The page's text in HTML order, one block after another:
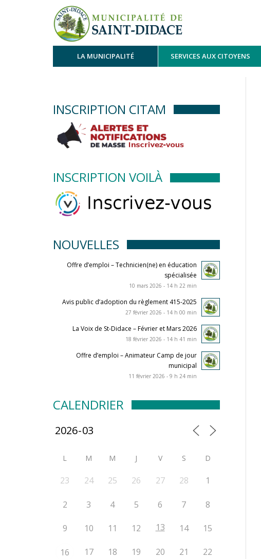
LA MUNICIPALITÉ SERVICES AUX CITOYENS
INSCRIPTION CITAM
INSCRIPTION VOILÀ
NOUVELLES
Offre d’emploi – Technicien(ne) en éducation
spécialisée
10 mars 2026 - 14 h 22 min
Avis public d’adoption du règlement 415-2025
27 février 2026 - 14 h 00 min
La Voix de St-Didace – Février et Mars 2026
18 février 2026 - 14 h 41 min
Offre d’emploi – Animateur Camp de jour
municipal
11 février 2026 - 9 h 24 min
CALENDRIER
L M M J V S D
23 24 25 26 27 28 1
2 3 4 5 6 7 8
9 10 11 12 13 14 15
16 17 18 19 20 21 22